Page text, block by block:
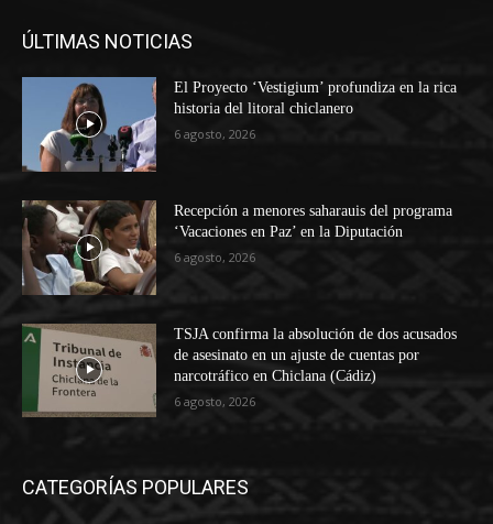
ÚLTIMAS NOTICIAS
El Proyecto ‘Vestigium’ profundiza en la rica
historia del litoral chiclanero
6 agosto, 2026
Recepción a menores saharauis del programa
‘Vacaciones en Paz’ en la Diputación
6 agosto, 2026
TSJA confirma la absolución de dos acusados
de asesinato en un ajuste de cuentas por
narcotráfico en Chiclana (Cádiz)
6 agosto, 2026
CATEGORÍAS POPULARES